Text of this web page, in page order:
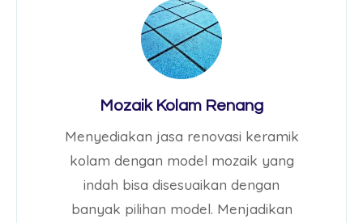
Mozaik Kolam Renang
Menyediakan jasa renovasi keramik
kolam dengan model mozaik yang
indah bisa disesuaikan dengan
banyak pilihan model. Menjadikan